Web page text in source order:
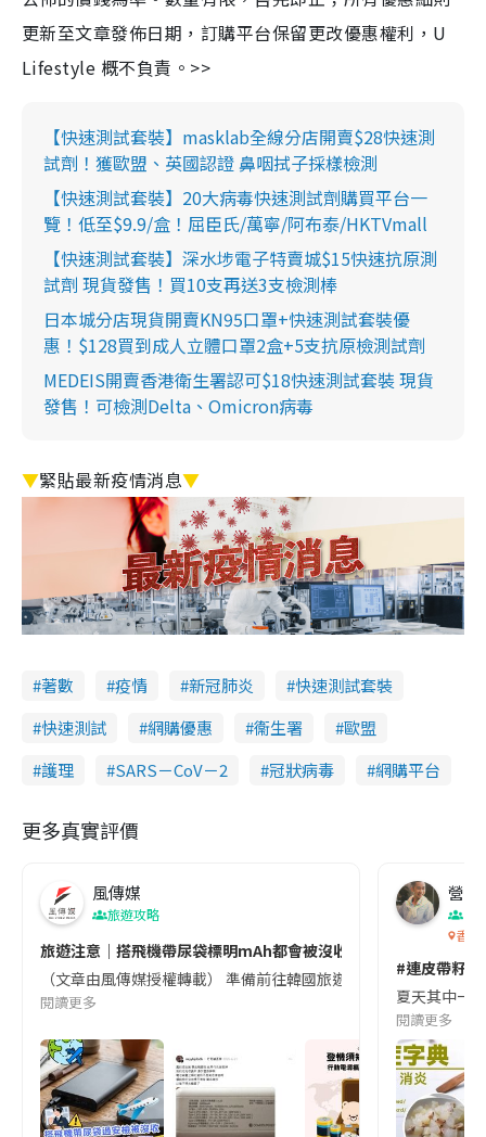
更新至文章發佈日期，訂購平台保留更改優惠權利，U
Lifestyle 概不負責。>>
【快速測試套裝】masklab全線分店開賣$28快速測
試劑！獲歐盟、英國認證 鼻咽拭子採樣檢測
【快速測試套裝】20大病毒快速測試劑購買平台一
覽！低至$9.9/盒！屈臣氏/萬寧/阿布泰/HKTVmall
【快速測試套裝】深水埗電子特賣城$15快速抗原測
試劑 現貨發售！買10支再送3支檢測棒
日本城分店現貨開賣KN95口罩+快速測試套裝優
惠！$128買到成人立體口罩2盒+5支抗原檢測試劑
MEDEIS開賣香港衛生署認可$18快速測試套裝 現貨
發售！可檢測Delta、Omicron病毒
▼緊貼最新疫情消息▼
著數 疫情 新冠肺炎
快速測試套裝
快速測試
網購優惠 衞生署
歐盟
護理
SARS－CoV－2 冠狀病毒 網購平台
更多真實評價
風傳媒
旅遊攻略
旅遊注意｜搭飛機帶尿袋標明mAh都會被沒收😱出發前切記檢查
（文章由風傳媒授權轉載） 準備前往韓國旅遊的民眾，近期要
閱讀更多
營養
香港
#連皮帶籽
夏天其中一
閱讀更多